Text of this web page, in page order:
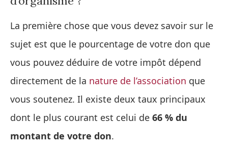
La première chose que vous devez savoir sur le
sujet est que le pourcentage de votre don que
vous pouvez déduire de votre impôt dépend
directement de la nature de l’association que
vous soutenez. Il existe deux taux principaux
dont le plus courant est celui de 66 % du
montant de votre don.